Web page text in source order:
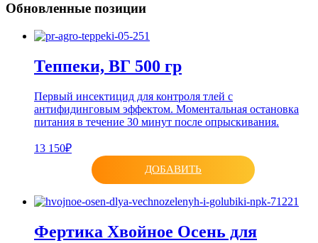
Обновленные позиции
Теппеки, ВГ 500 гр
Первый инсектицид для контроля тлей с
антифидинговым эффектом. Моментальная остановка
питания в течение 30 минут после опрыскивания.
13 150₽
ДОБАВИТЬ
Фертика Хвойное Осень для